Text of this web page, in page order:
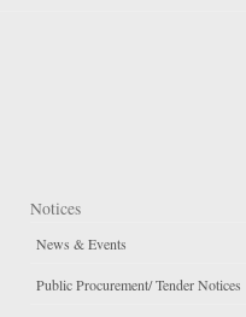
Notices
News & Events
Public Procurement/ Tender Notices